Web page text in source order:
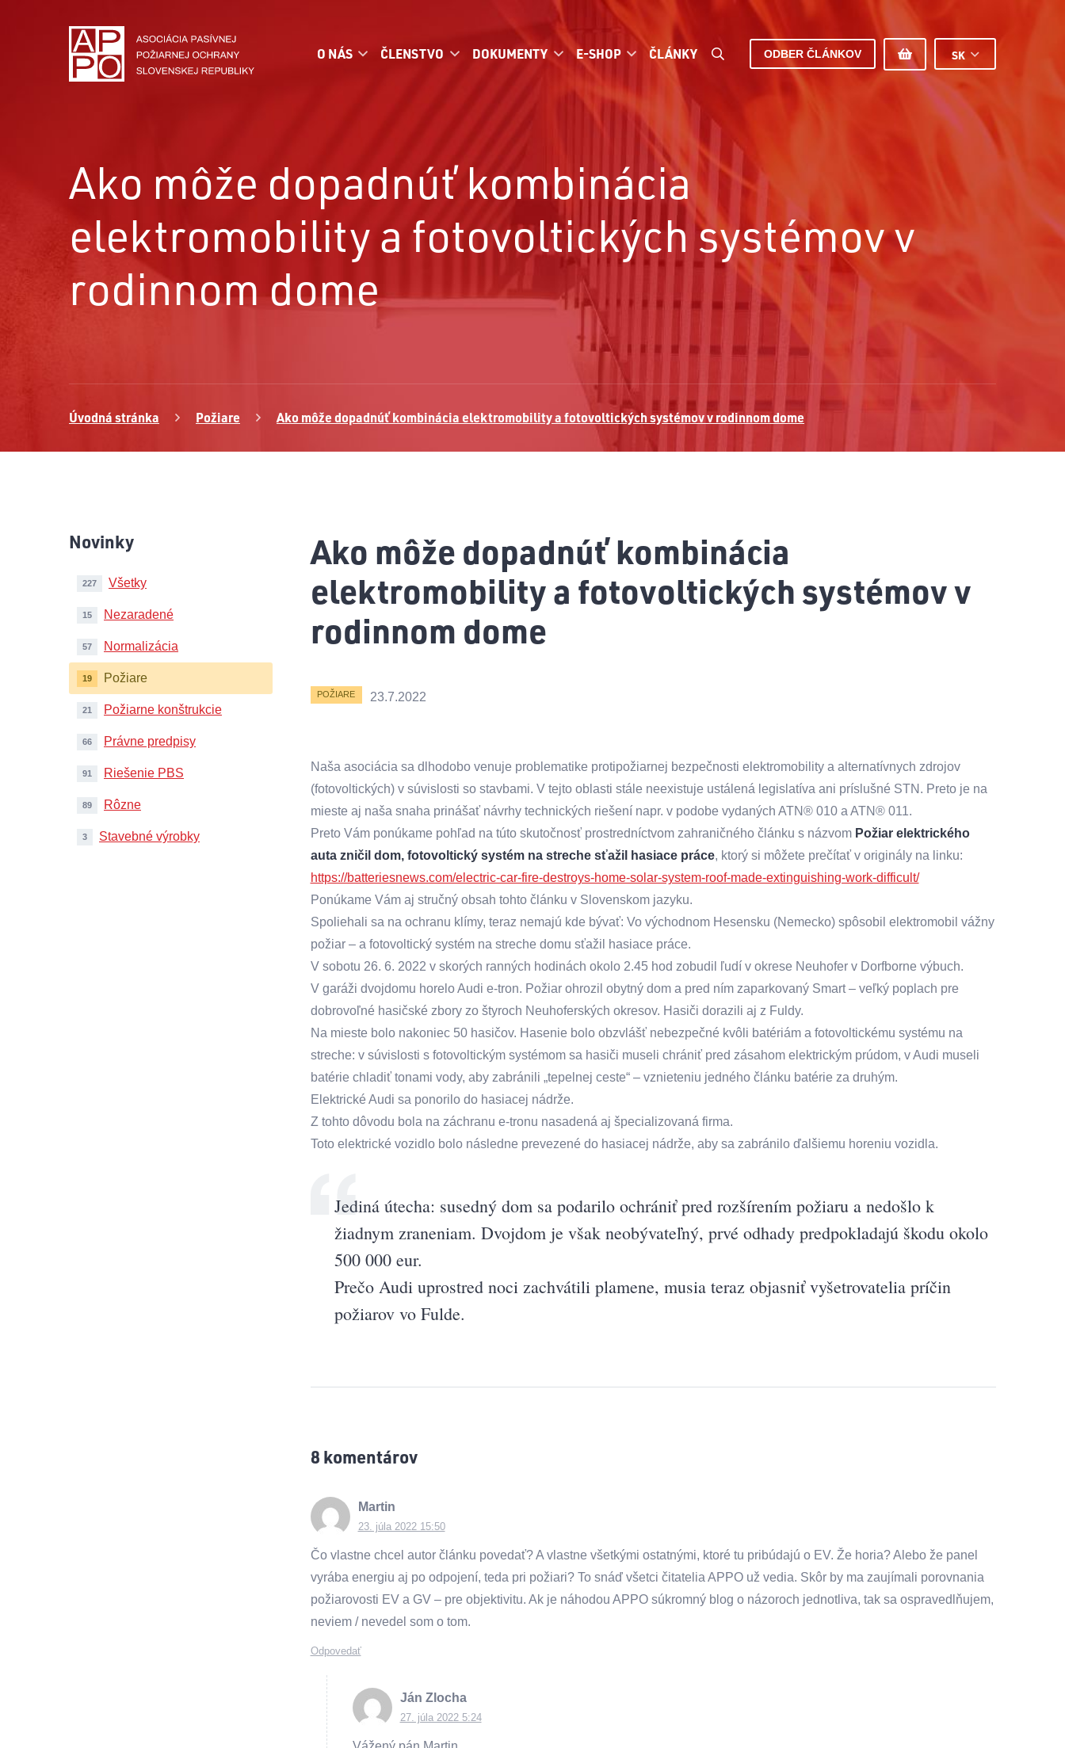
O NÁS ČLENSTVO DOKUMENTY E-SHOP ČLÁNKY ODBER ČLÁNKOV SK
Ako môže dopadnúť kombinácia
elektromobility a fotovoltických systémov v
rodinnom dome
Úvodná stránka Požiare Ako môže dopadnúť kombinácia elektromobility a fotovoltických systémov v rodinnom dome
Novinky
227 Všetky
15 Nezaradené
57 Normalizácia
19 Požiare
21 Požiarne konštrukcie
66 Právne predpisy
91 Riešenie PBS
89 Rôzne
3 Stavebné výrobky
Ako môže dopadnúť kombinácia
elektromobility a fotovoltických systémov v
rodinnom dome
POŽIARE 23.7.2022
Naša asociácia sa dlhodobo venuje problematike protipožiarnej bezpečnosti elektromobility a alternatívnych zdrojov
(fotovoltických) v súvislosti so stavbami. V tejto oblasti stále neexistuje ustálená legislatíva ani príslušné STN. Preto je na
mieste aj naša snaha prinášať návrhy technických riešení napr. v podobe vydaných ATN® 010 a ATN® 011.
Preto Vám ponúkame pohľad na túto skutočnosť prostredníctvom zahraničného článku s názvom Požiar elektrického
auta zničil dom, fotovoltický systém na streche sťažil hasiace práce, ktorý si môžete prečítať v originály na linku:
https://batteriesnews.com/electric-car-fire-destroys-home-solar-system-roof-made-extinguishing-work-difficult/
Ponúkame Vám aj stručný obsah tohto článku v Slovenskom jazyku.
Spoliehali sa na ochranu klímy, teraz nemajú kde bývať: Vo východnom Hesensku (Nemecko) spôsobil elektromobil vážny
požiar – a fotovoltický systém na streche domu sťažil hasiace práce.
V sobotu 26. 6. 2022 v skorých ranných hodinách okolo 2.45 hod zobudil ľudí v okrese Neuhofer v Dorfborne výbuch.
V garáži dvojdomu horelo Audi e-tron. Požiar ohrozil obytný dom a pred ním zaparkovaný Smart – veľký poplach pre
dobrovoľné hasičské zbory zo štyroch Neuhoferských okresov. Hasiči dorazili aj z Fuldy.
Na mieste bolo nakoniec 50 hasičov. Hasenie bolo obzvlášť nebezpečné kvôli batériám a fotovoltickému systému na
streche: v súvislosti s fotovoltickým systémom sa hasiči museli chrániť pred zásahom elektrickým prúdom, v Audi museli
batérie chladiť tonami vody, aby zabránili „tepelnej ceste“ – vznieteniu jedného článku batérie za druhým.
Elektrické Audi sa ponorilo do hasiacej nádrže.
Z tohto dôvodu bola na záchranu e-tronu nasadená aj špecializovaná firma.
Toto elektrické vozidlo bolo následne prevezené do hasiacej nádrže, aby sa zabránilo ďalšiemu horeniu vozidla.
Jediná útecha: susedný dom sa podarilo ochrániť pred rozšírením požiaru a nedošlo k
žiadnym zraneniam. Dvojdom je však neobývateľný, prvé odhady predpokladajú škodu okolo
500 000 eur.
Prečo Audi uprostred noci zachvátili plamene, musia teraz objasniť vyšetrovatelia príčin
požiarov vo Fulde.
komentárov.
Martin
23. júla 2022 15:50
Čo vlastne chcel autor článku povedať? A vlastne všetkými ostatnými, ktoré tu pribúdajú o EV. Že horia? Alebo že panel
vyrába energiu aj po odpojení, teda pri požiari? To snáď všetci čitatelia APPO už vedia. Skôr by ma zaujímali porovnania
požiarovosti EV a GV – pre objektivitu. Ak je náhodou APPO súkromný blog o názoroch jednotliva, tak sa ospravedlňujem,
neviem / nevedel som o tom.
Odpovedať
Ján Zlocha
27. júla 2022 5:24